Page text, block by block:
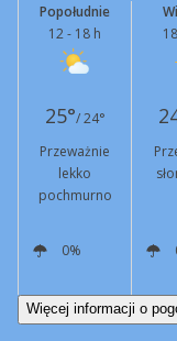
Popołudnie
12 - 18 h
25°/ 24°
Przeważnie
lekko
pochmurno
0%
SE
13 km/h
Więcej informacji o